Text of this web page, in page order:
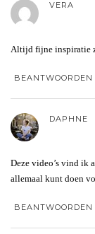
VERA
Altijd fijne inspiratie
BEANTWOORDEN
DAPHNE
Deze video’s vind ik
allemaal kunt doen
BEANTWOORDEN